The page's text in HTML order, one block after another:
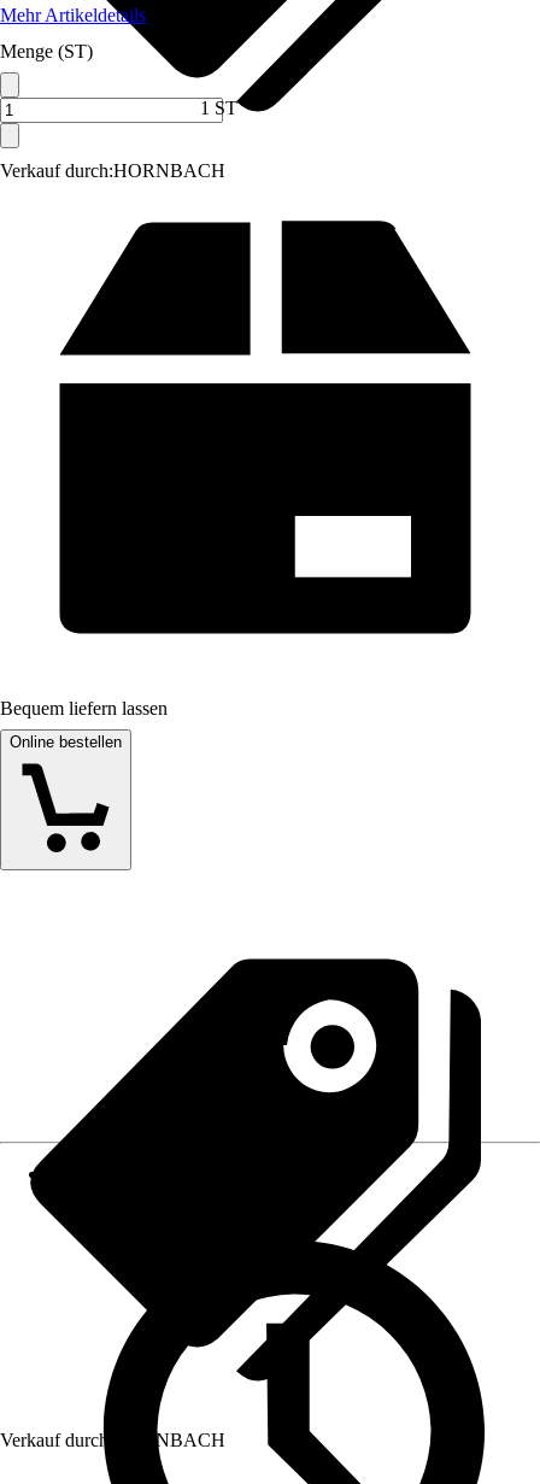
Verkauf durch:HORNBACH
Mehr Artikeldetails
Menge (ST)
1 ST
Bequem liefern lassen
Online bestellen
Verkauf durch: HORNBACH